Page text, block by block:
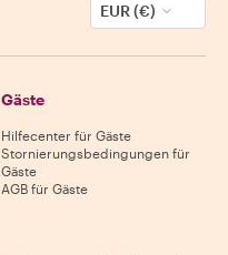
EUR (€)
Gäste
Hilfecenter für Gäste
Stornierungsbedingungen für
Gäste
AGB für Gäste